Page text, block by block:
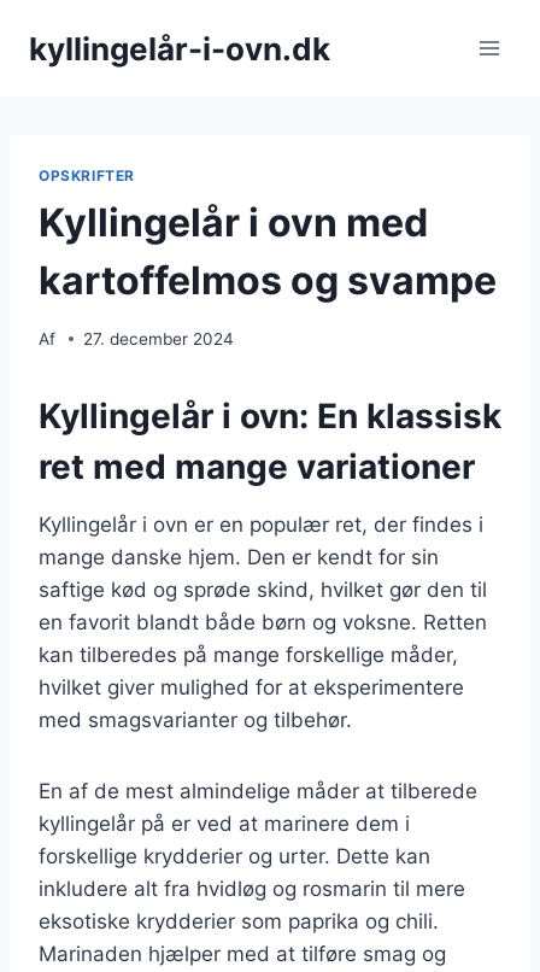
kyllingelår-i-ovn.dk
OPSKRIFTER
Kyllingelår i ovn med
kartoffelmos og svampe
Af 27. december 2024
Kyllingelår i ovn: En klassisk
ret med mange variationer
Kyllingelår i ovn er en populær ret, der findes i
mange danske hjem. Den er kendt for sin
saftige kød og sprøde skind, hvilket gør den til
en favorit blandt både børn og voksne. Retten
kan tilberedes på mange forskellige måder,
hvilket giver mulighed for at eksperimentere
med smagsvarianter og tilbehør.
En af de mest almindelige måder at tilberede
kyllingelår på er ved at marinere dem i
forskellige krydderier og urter. Dette kan
inkludere alt fra hvidløg og rosmarin til mere
eksotiske krydderier som paprika og chili.
Marinaden hjælper med at tilføre smag og